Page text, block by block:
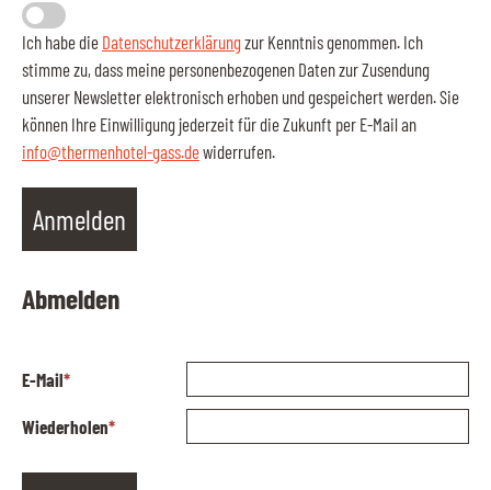
Ich habe die Datenschutzerklärungzur Kenntnis genommen. Ich
stimme zu, dass meine personenbezogenen Daten zur Zusendung
unserer Newsletter elektronisch erhoben und gespeichert werden. Sie
können Ihre Einwilligung jederzeit für die Zukunft per E-Mail an
info@thermenhotel-gass.dewiderrufen.
Abmelden
E-Mail*
Wiederholen*